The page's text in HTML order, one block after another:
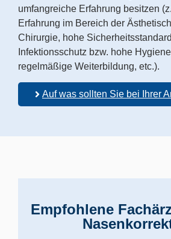
umfangreiche Erfahrung besitzen
Erfahrung im Bereich der
Chirurgie, hohe
Infektionsschutz bzw. hohe
regelmäßige Weiterbildung, etc.).
Auf was sollten Sie bei Ihrer
Empfohlene